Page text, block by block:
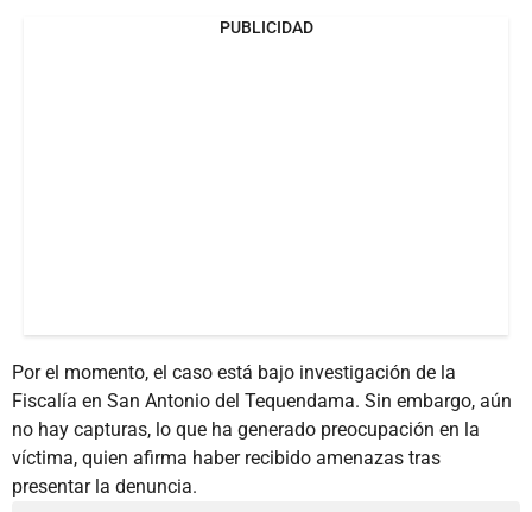
PUBLICIDAD
Por el momento, el caso está bajo investigación de la
Fiscalía en San Antonio del Tequendama. Sin embargo, aún
no hay capturas, lo que ha generado preocupación en la
víctima, quien afirma haber recibido amenazas tras
presentar la denuncia.